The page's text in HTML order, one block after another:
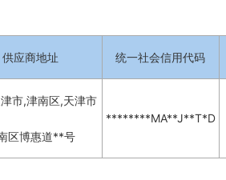
供应商地址 统一社会信用代码
市,津南区,天津市
区博惠道**号
********MA**J**T*D